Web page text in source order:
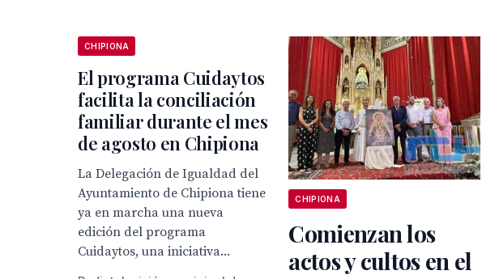
CHIPIONA
El programa Cuidaytos
facilita la conciliación
familiar durante el mes
de agosto en Chipiona
La Delegación de Igualdad del
Ayuntamiento de Chipiona tiene
ya en marcha una nueva
edición del programa
Cuidaytos, una iniciativa...
CHIPIONA
Comienzan los
actos y cultos en el